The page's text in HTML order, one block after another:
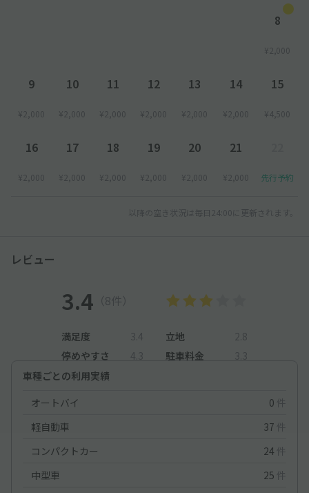
8
¥2,000
9
¥2,000
10
¥2,000
11
¥2,000
12
¥2,000
13
¥2,000
14
¥2,000
15
¥4,500
16
¥2,000
17
¥2,000
18
¥2,000
19
¥2,000
20
¥2,000
21
¥2,000 先行予約
以降の空き状況は毎日24:00に更新されます。
レビュー
3.4 （8件）
満足度 3.4 立地
2.8
停めやすさ
4.3 駐車料金
3.3
車種ごとの利用実績
オートバイ
0 件
軽自動車
37 件
コンパクトカー
24 件
中型車
25 件